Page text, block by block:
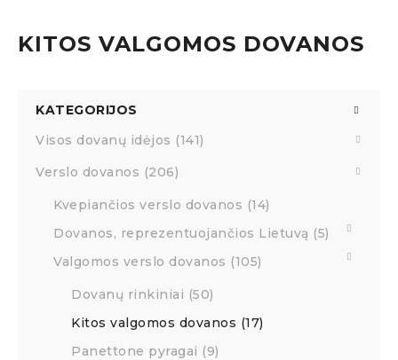
KITOS VALGOMOS DOVANOS
KATEGORIJOS
Visos dovanų idėjos (141)
Verslo dovanos (206)
Kvepiančios verslo dovanos (14)
Dovanos, reprezentuojančios Lietuvą (5)
Valgomos verslo dovanos (105)
Dovanų rinkiniai (50)
Kitos valgomos dovanos (17)
Panettone pyragai (9)